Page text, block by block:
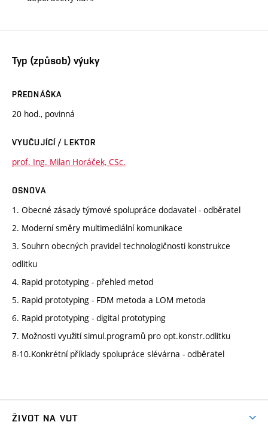
Typ (způsob) výuky
PŘEDNÁŠKA
20 hod., povinná
VYUČUJÍCÍ / LEKTOR
prof. Ing. Milan Horáček, CSc.
OSNOVA
1. Obecné zásady týmové spolupráce dodavatel - odběratel
2. Moderní směry multimediální komunikace
3. Souhrn obecných pravidel technologičnosti konstrukce
odlitku
4. Rapid prototyping - přehled metod
5. Rapid prototyping - FDM metoda a LOM metoda
6. Rapid prototyping - digital prototyping
7. Možnosti využití simul.programů pro opt.konstr.odlitku
8-10.Konkrétní příklady spolupráce slévárna - odběratel
ŽIVOT NA VUT